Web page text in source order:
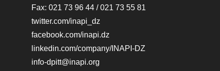
Fax: 021 73 96 44 / 021 73 55 81
twitter.com/inapi_dz
facebook.com/inapi.dz
linkedin.com/company/INAPI-DZ
info-dpitt@inapi.org